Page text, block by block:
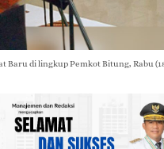
Baru di lingkup Pemkot Bitung, Rabu